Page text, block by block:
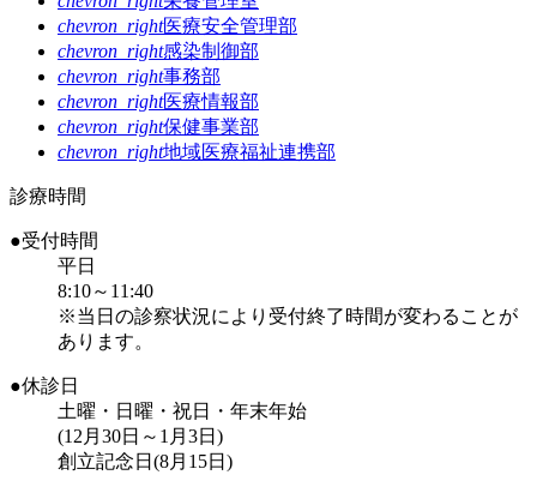
chevron_right医療安全管理部
chevron_right感染制御部
chevron_right事務部
chevron_right医療情報部
chevron_right保健事業部
chevron_right地域医療福祉連携部
診療時間
●受付時間
平日
8:10～11:40
※当日の診察状況により受付終了時間が変わることが
あります。
●休診日
土曜・日曜・祝日・年末年始
(12月30日～1月3日)
創立記念日(8月15日)